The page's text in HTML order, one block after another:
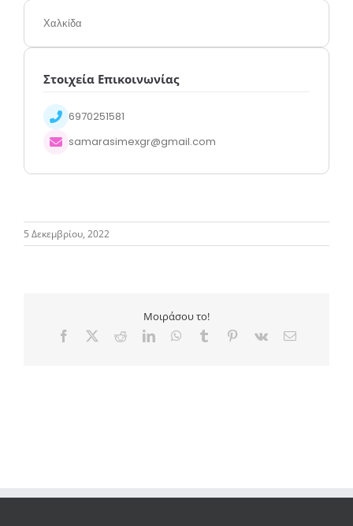
Χαλκίδα
Στοιχεία Επικοινωνίας
6970251581
samarasimexgr@gmail.com
5 Δεκεμβρίου, 2022
Μοιράσου το!
Facebook RedditLinkedInWhatsApp
Tumblr Pinterest
Vk Email